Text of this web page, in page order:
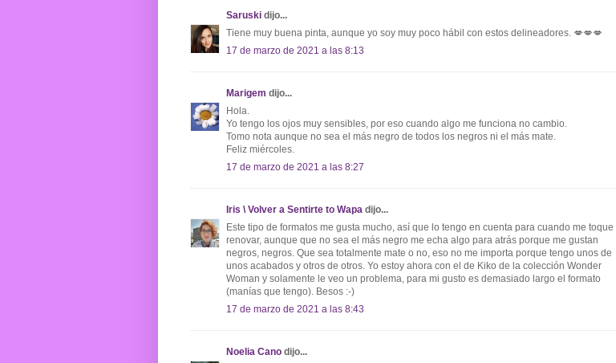
Saruski dijo...
Tiene muy buena pinta, aunque yo soy muy poco hábil con estos delineadores. 💋💋💋
17 de marzo de 2021 a las 8:13
Marigem dijo...
Hola.
Yo tengo los ojos muy sensibles, por eso cuando algo me funciona no cambio.
Tomo nota aunque no sea el más negro de todos los negros ni el más mate.
Feliz miércoles.
17 de marzo de 2021 a las 8:27
Iris \ Volver a Sentirte to Wapa dijo...
Este tipo de formatos me gusta mucho, así que lo tengo en cuenta para cuando me toque
renovar, aunque que no sea el más negro me echa algo para atrás porque me gustan
negros, negros. Que sea totalmente mate o no, eso no me importa porque tengo unos de
unos acabados y otros de otros. Yo estoy ahora con el de Kiko de la colección Wonder
Woman y solamente le veo un problema, para mi gusto es demasiado largo el formato
(manías que tengo). Besos :-)
17 de marzo de 2021 a las 8:43
Noelia Cano dijo...